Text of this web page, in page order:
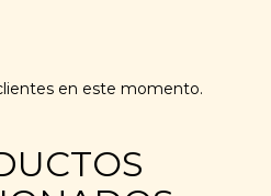
en este momento.